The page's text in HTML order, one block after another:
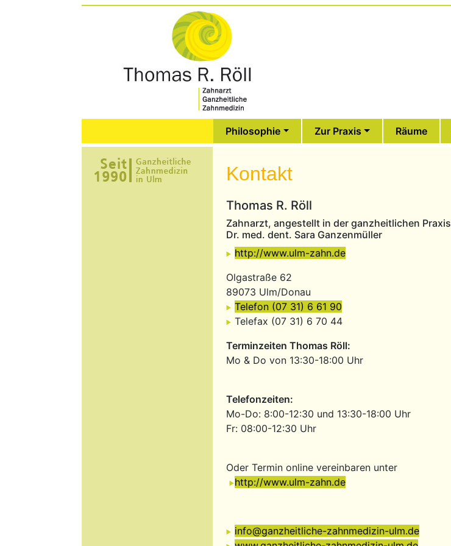
Philosophie Zur Praxis Räume
Kontakt
Thomas R. Röll
Zahnarzt, angestellt in der ganzheitlichen Praxis
Dr. med. dent. Sara Ganzenmüller
http://www.ulm-zahn.de
Olgastraße 62
89073 Ulm/Donau
Telefon (07 31) 6 61 90
Telefax (07 31) 6 70 44
Terminzeiten Thomas Röll:
Mo & Do von 13:30-18:00 Uhr
Telefonzeiten:
Mo-Do: 8:00-12:30 und 13:30-18:00 Uhr
Fr: 08:00-12:30 Uhr
Oder Termin online vereinbaren unter
http://www.ulm-zahn.de
info@ganzheitliche-zahnmedizin-ulm.de